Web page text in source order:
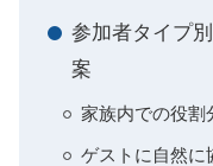
参加者タイプ
案
家族内での役割
ゲストに自然に